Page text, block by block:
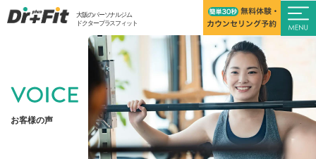
大阪のパーソナルジム
ドクタープラスフィット
お客様の声